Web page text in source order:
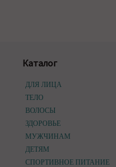
Каталог
ДЛЯ ЛИЦА
ТЕЛО
ВОЛОСЫ
ЗДОРОВЬЕ
МУЖЧИНАМ
ДЕТЯМ
СПОРТИВНОЕ ПИТАНИЕ